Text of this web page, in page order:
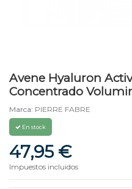
Avene Hyaluron
Concentrado
Marca: PIERRE FABRE
En stock
47,95 €
Impuestos incluidos